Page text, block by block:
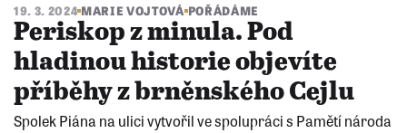
19. 3. 2024 MARIE VOJTOVÁ POŘÁDÁME
Periskop z minula. Pod
hladinou historie objevíte
příběhy z brněnského Cejlu
Spolek Piána na ulici vytvořil ve spolupráci s Pamětí národa